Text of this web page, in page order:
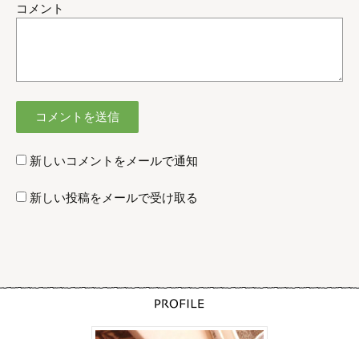
コメント
新しいコメントをメールで通知
新しい投稿をメールで受け取る